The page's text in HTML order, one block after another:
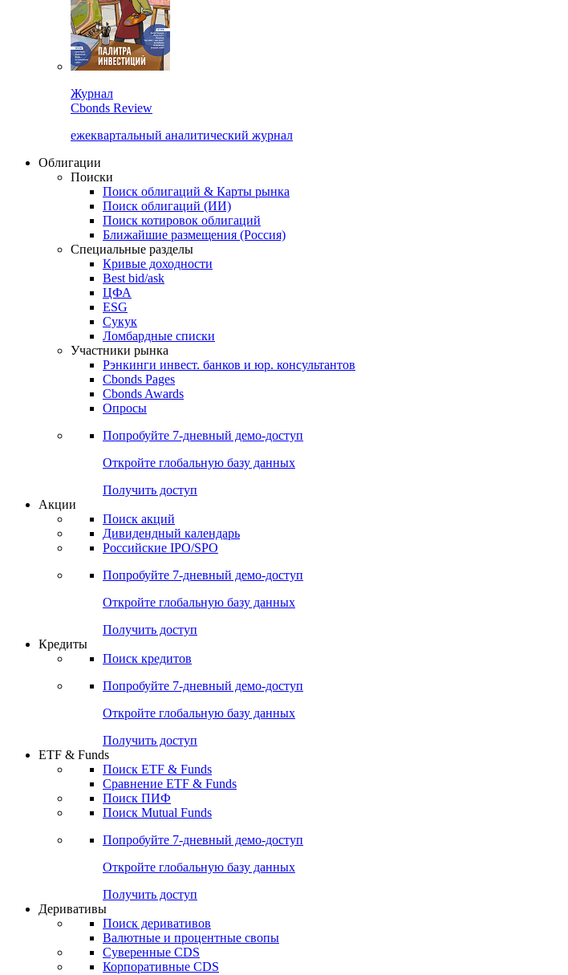
Журнал
Cbonds Review
ежеквартальный аналитический журнал
Облигации
Поиски
Поиск облигаций & Карты рынка
Поиск облигаций (ИИ)
Поиск котировок облигаций
Ближайшие размещения (Россия)
Специальные разделы
Кривые доходности
Best bid/ask
ЦФА
ESG
Сукук
Ломбардные списки
Участники рынка
Рэнкинги инвест. банков и юр. консультантов
Cbonds Pages
Cbonds Awards
Опросы
Попробуйте 7-дневный демо-доступ
Откройте глобальную базу данных
Получить доступ
Акции
Поиск акций
Дивидендный календарь
Российские IPO/SPO
Попробуйте 7-дневный демо-доступ
Откройте глобальную базу данных
Получить доступ
Кредиты
Поиск кредитов
Попробуйте 7-дневный демо-доступ
Откройте глобальную базу данных
Получить доступ
ETF & Funds
Поиск ETF & Funds
Сравнение ETF & Funds
Поиск ПИФ
Поиск Mutual Funds
Попробуйте 7-дневный демо-доступ
Откройте глобальную базу данных
Получить доступ
Деривативы
Поиск деривативов
Валютные и процентные свопы
Суверенные CDS
Корпоративные CDS